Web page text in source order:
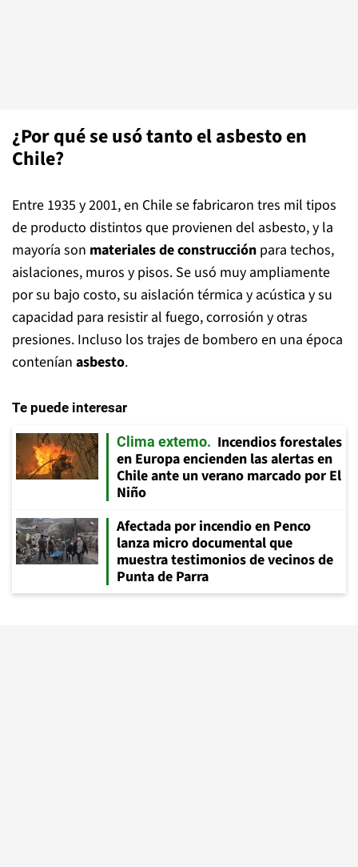
¿Por qué se usó tanto el asbesto en
Chile?
Entre 1935 y 2001, en Chile se fabricaron tres mil tipos
de producto distintos que provienen del asbesto, y la
mayoría son materiales de construcción para techos,
aislaciones, muros y pisos. Se usó muy ampliamente
por su bajo costo, su aislación térmica y acústica y su
capacidad para resistir al fuego, corrosión y otras
presiones. Incluso los trajes de bombero en una época
contenían asbesto.
Te puede interesar
Clima extemo
Incendios forestales
en Europa encienden las alertas en
Chile ante un verano marcado por El
Niño
Afectada por incendio en Penco
lanza micro documental que
muestra testimonios de vecinos de
Punta de Parra